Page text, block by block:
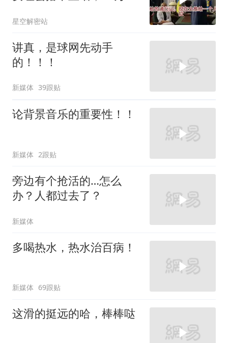
星空解密站
讲真，是球网先动手
的！！！
新媒体 39跟贴
论背景音乐的重要性！！
新媒体 2跟贴
旁边有个抢活的…怎么
办？人都过去了？
新媒体
多喝热水，热水治百病！
新媒体 69跟贴
这滑的挺远的哈，棒棒哒